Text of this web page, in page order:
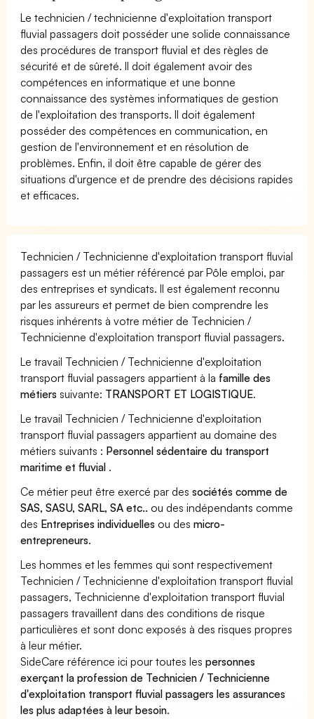
Le technicien / technicienne d'exploitation transport
fluvial passagers doit posséder une solide connaissance
des procédures de transport fluvial et des règles de
sécurité et de sûreté. Il doit également avoir des
compétences en informatique et une bonne
connaissance des systèmes informatiques de gestion
de l'exploitation des transports. Il doit également
posséder des compétences en communication, en
gestion de l'environnement et en résolution de
problèmes. Enfin, il doit être capable de gérer des
situations d'urgence et de prendre des décisions rapides
et efficaces.
Technicien / Technicienne d'exploitation transport fluvial
passagers est un métier référencé par Pôle emploi, par
des entreprises et syndicats. Il est également reconnu
par les assureurs et permet de bien comprendre les
risques inhérents à votre métier de Technicien /
Technicienne d'exploitation transport fluvial passagers.
Le travail Technicien / Technicienne d'exploitation
transport fluvial passagers appartient à la famille des
métiers suivante: TRANSPORT ET LOGISTIQUE.
Le travail Technicien / Technicienne d'exploitation
transport fluvial passagers appartient au domaine des
métiers suivants : Personnel sédentaire du transport
maritime et fluvial .
Ce métier peut être exercé par dessociétés comme de
SAS, SASU, SARL, SA etc.. ou des indépendants comme
des Entreprises individuelles ou desmicro-
entrepreneurs.
Les hommes et les femmes qui sont respectivement
Technicien / Technicienne d'exploitation transport fluvial
passagers, Technicienne d'exploitation transport fluvial
passagers travaillent dans des conditions de risque
particulières et sont donc exposés à des risques propres
à leur métier.
SideCare référence ici pour toutes lespersonnes
exerçant la profession de Technicien / Technicienne
d'exploitation transport fluvial passagers les assurances
les plus adaptées à leur besoin.